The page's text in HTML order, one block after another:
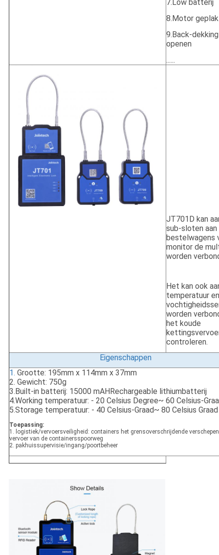
7.Low batterij
8.Motor
9.Back-
openen
......
JT701D kan
sub-sloten aan
bestelwagens
monitor de
worden
Het kan ook
temperatuur en
worden
het koude
controleren.
Eigenschappen
1. Grootte: 195mm x 114mm x 37mm
2. Gewicht: 750g
3.Built-in batterij: 15000 mAHRechargeable lithiumbatterij
4.Working temperatuur: - 20 Celsius Degree~ 60 Celsius-
5.Storage temperatuur: - 40 Celsius-Graad~ 80 Celsius Graad
Toepassing:
1. logistiek/vervoersveiligheid: containers het grensoverschrijdende
vervoer van de containersspoorweg
2. pakhuissupervisie/ingang/poortbeheer